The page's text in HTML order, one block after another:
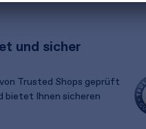
und sicher
Trusted Shops geprüft
bietet Ihnen sicheren